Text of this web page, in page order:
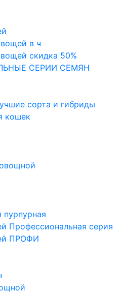
в ч
скидка 50%
СЕРИИ СЕМЯН
сорта и гибриды
кошек
пурпурная
Профессиональная серия
ПРОФИ